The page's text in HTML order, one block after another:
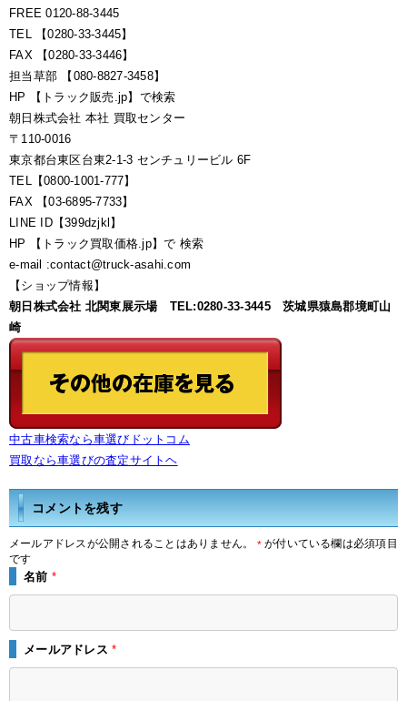
FREE 0120-88-3445
TEL 【0280-33-3445】
FAX 【0280-33-3446】
担当草部 【080-8827-3458】
HP 【トラック販売.jp】で検索
朝日株式会社 本社 買取センター
〒110-0016
東京都台東区台東2-1-3 センチュリービル 6F
TEL【0800-1001-777】
FAX 【03-6895-7733】
LINE ID【399dzjkl】
HP 【トラック買取価格.jp】で 検索
e-mail :contact@truck-asahi.com
【ショップ情報】
朝日株式会社 北関東展示場 TEL:0280-33-3445 茨城県猿島郡境町山
崎
中古車検索なら車選びドットコム
買取なら車選びの査定サイトヘ
コメントを残す
メールアドレスが公開されることはありません。 *が付いている欄は必須項目
です
名前 *
メールアドレス*